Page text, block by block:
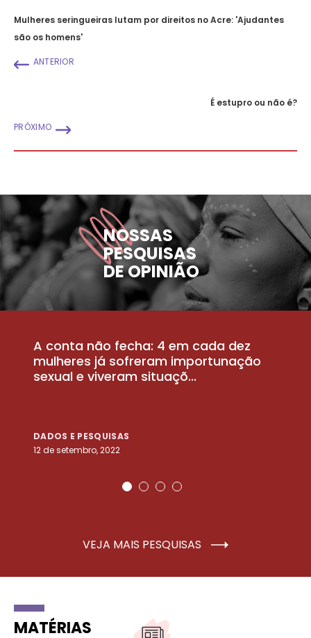
Mulheres seringueiras lutam por direitos no Acre: 'Ajudantes
são os homens'
ANTERIOR
É estupro ou não é?
PRÓXIMO
NOSSAS
PESQUISAS
DE OPINIÃO
A conta não fecha: 4 em cada dez
mulheres já sofreram importunação
sexual e viveram situaçõ...
DADOS E PESQUISAS
12 de setembro, 2022
VEJA MAIS PESQUISAS
MATÉRIAS